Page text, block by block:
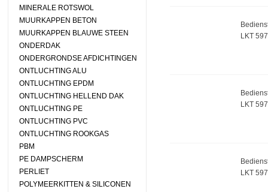
MINERALE ROTSWOL
MUURKAPPEN BETON
MUURKAPPEN BLAUWE STEEN
ONDERDAK
ONDERGRONDSE AFDICHTINGEN
ONTLUCHTING ALU
ONTLUCHTING EPDM
ONTLUCHTING HELLEND DAK
ONTLUCHTING PE
ONTLUCHTING PVC
ONTLUCHTING ROOKGAS
PBM
PE DAMPSCHERM
PERLIET
POLYMEERKITTEN & SILICONEN
LKT
LKT
LKT